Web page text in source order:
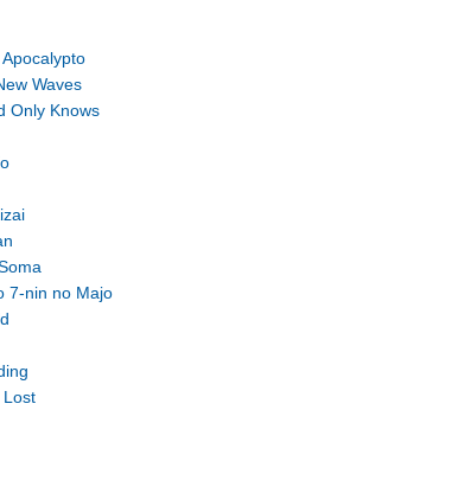
Waves
Only Knows
7-nin no Majo